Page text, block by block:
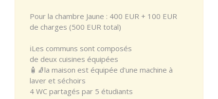
Pour la chambre Jaune : 400 EUR + 100 EUR
de charges (500 EUR total)
ℹ️Les communs sont composés
de deux cuisines équipées
🧴🧦la maison est équipée d'une machine à
laver et séchoirs
4 WC partagés par 5 étudiants